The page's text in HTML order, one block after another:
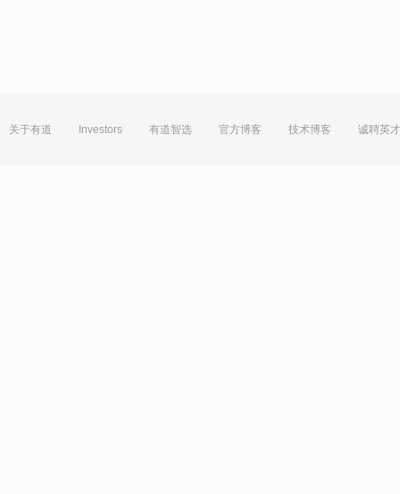
关于有道 Investors 有道智选 官方博客 技术博客 诚聘英才